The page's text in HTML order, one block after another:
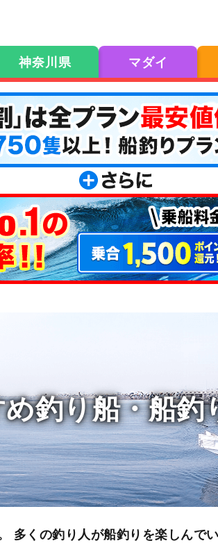
神奈川県 マダイ
釣り船・船釣
多くの釣り人が船釣りを楽しんで